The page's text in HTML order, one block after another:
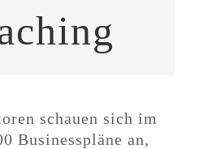
interessant für
Unternehmer, die
schauen sich im
Businesspläne an,